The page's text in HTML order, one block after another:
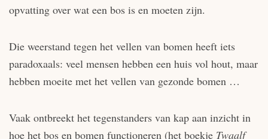
opvatting over wat een bos is en moeten zijn.
Die weerstand tegen het vellen van bomen heeft iets
paradoxaals: veel mensen hebben een huis vol hout, maar
hebben moeite met het vellen van gezonde bomen …
Vaak ontbreekt het tegenstanders van kap aan inzicht in
hoe het bos en bomen functioneren (het boekje Twaalf